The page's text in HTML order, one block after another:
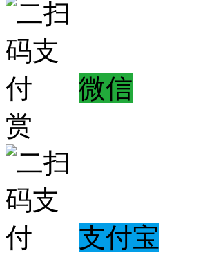
微信
赏
支付宝